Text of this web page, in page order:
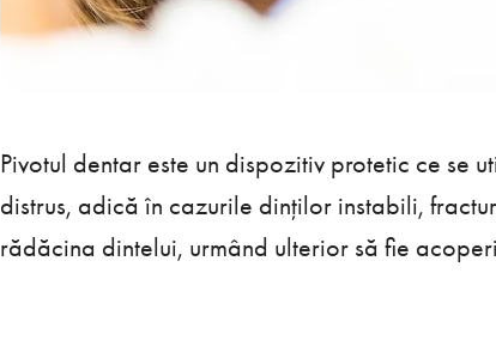
Pivotul dentar este un dispozitiv protetic ce se
distrus, adică în cazurile dinților instabili,
rădăcina dintelui, urmând ulterior să fie